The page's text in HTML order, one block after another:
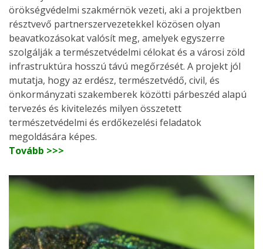
örökségvédelmi szakmérnök vezeti, aki a projektben
résztvevő partnerszervezetekkel közösen olyan
beavatkozásokat valósít meg, amelyek egyszerre
szolgálják a természetvédelmi célokat és a városi zöld
infrastruktúra hosszú távú megőrzését. A projekt jól
mutatja, hogy az erdész, természetvédő, civil, és
önkormányzati szakemberek közötti párbeszéd alapú
tervezés és kivitelezés milyen összetett
természetvédelmi és erdőkezelési feladatok
megoldására képes.
Tovább >>>